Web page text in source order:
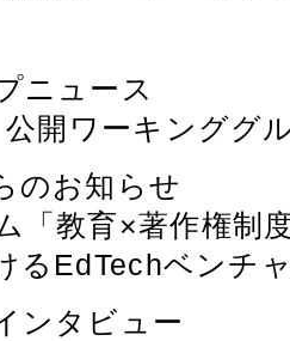
ニュース
開ワーキンググ
のお知らせ
「教育×著作権制
るEdTechベンチ
ンタビュー